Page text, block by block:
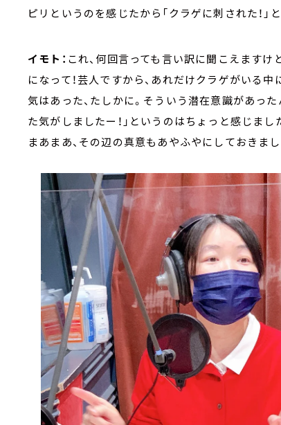
ピリというのを感じたから「クラゲに刺された！」
イモト： これ、何回言っても言い訳に聞こえますけ
になって！芸人ですから、あれだけクラゲがいる
気はあった、たしかに。そういう潜在意識があった
た気がしましたー！」というのはちょっと感じまし
まあまあ、その辺の真意もあやふやにしておきまし